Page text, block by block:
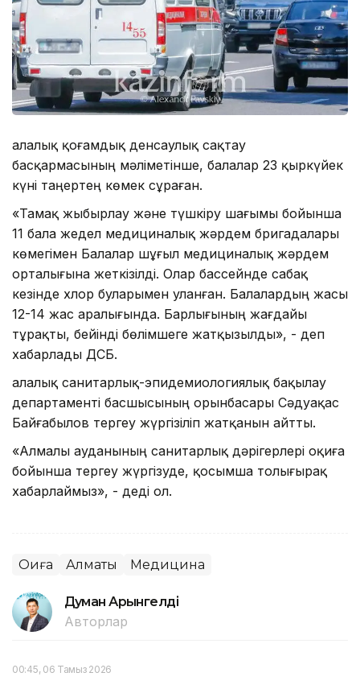
Қалалық қоғамдық денсаулық сақтау
басқармасының мәліметінше, балалар 23 қыркүйек
күні таңертең көмек сұраған.
«Тамақ жыбырлау және түшкіру шағымы бойынша
11 бала жедел медициналық жәрдем бригадалары
көмегімен Балалар шұғыл медициналық жәрдем
орталығына жеткізілді. Олар бассейнде сабақ
кезінде хлор буларымен уланған. Балалардың жасы
12-14 жас аралығында. Барлығының жағдайы
тұрақты, бейінді бөлімшеге жатқызылды», - деп
хабарлады ҚДСБ.
Қалалық санитарлық-эпидемиологиялық бақылау
департаменті басшысының орынбасары Сәдуақас
Байғабылов тергеу жүргізіліп жатқанын айтты.
«Алмалы ауданының санитарлық дәрігерлері оқиға
бойынша тергеу жүргізуде, қосымша толығырақ
хабарлаймыз», - деді ол.
Оқиға Алматы Медицина
Думан Арғынгелді
Авторлар
00:45, 06 Тамыз 2026